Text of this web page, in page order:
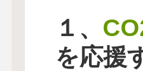
１、
を応援